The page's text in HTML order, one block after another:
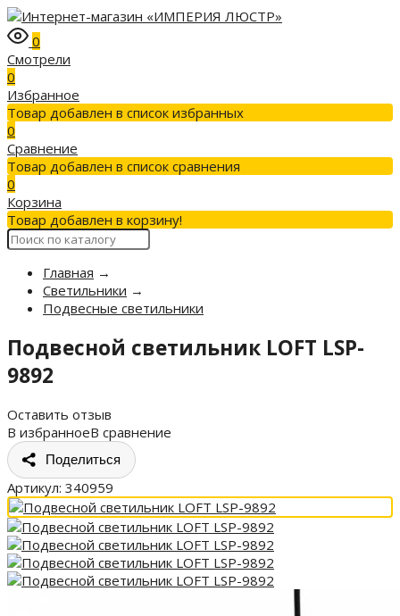
0
Смотрели
0
Избранное
Товар добавлен в список избранных
0
Сравнение
Товар добавлен в список сравнения
0
Корзина
Товар добавлен в корзину!
Главная →
Светильники →
Подвесные светильники
Подвесной светильник LOFT LSP-
9892
Оставить отзыв
В избранноеВ сравнение
Поделиться
Артикул: 340959